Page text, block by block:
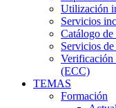
Utilización
Servicios
Catálogo
Servicios
Verificación
(ECC)
TEMAS
Formación